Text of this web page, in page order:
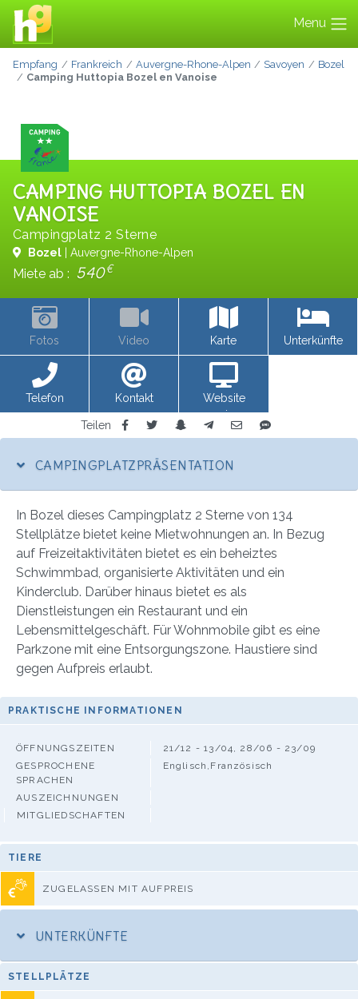
Menu
Empfang Frankreich Auvergne-Rhone-Alpen Savoyen
Bozel
Camping Huttopia Bozel en Vanoise
CAMPING HUTTOPIA BOZEL EN
VANOISE
Campingplatz 2 Sterne
Bozel | Auvergne-Rhone-Alpen
Miete ab : 540€
Fotos Video Karte Unterkünfte
Telefon Kontakt
Website
anzeigen
Teilen
CAMPINGPLATZPRÄSENTATION
In Bozel dieses Campingplatz 2 Sterne von 134
Stellplätze bietet keine Mietwohnungen an. In Bezug
auf Freizeitaktivitäten bietet es ein beheiztes
Schwimmbad, organisierte Aktivitäten und ein
Kinderclub. Darüber hinaus bietet es als
Dienstleistungen ein Restaurant und ein
Lebensmittelgeschäft. Für Wohnmobile gibt es eine
Parkzone mit eine Entsorgungszone. Haustiere sind
gegen Aufpreis erlaubt.
PRAKTISCHE INFORMATIONEN
ÖFFNUNGSZEITEN
21/12 - 13/04, 28/06 - 23/09
GESPROCHENE
SPRACHEN
Englisch,Französisch
AUSZEICHNUNGEN
MITGLIEDSCHAFTEN
TIERE
ZUGELASSEN MIT AUFPREIS
UNTERKÜNFTE
STELLPLÄTZE